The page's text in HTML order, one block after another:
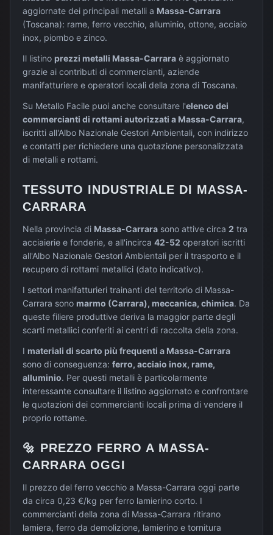
aggiornate dei principali metalli a Massa-Carrara
(Toscana): rame, ferro vecchio, alluminio, ottone, acciaio
inox, piombo e zinco.
Il listino prezzi metalli Massa-Carrara è aggiornato
grazie ai contributi di commercianti, aziende
manifatturiere e operatori locali della zona di Toscana.
Su Metallo Facile puoi anche consultare l'elenco dei
commercianti di rottami autorizzati a Massa-Carrara,
iscritti all'Albo Nazionale Gestori Ambientali, con indirizzo
e contatti per richiedere una quotazione personalizzata
di metalli e rottami.
TESSUTO INDUSTRIALE DI MASSA-
CARRARA
Nella provincia di Massa-Carrara sono attive circa 2 tra
acciaierie e fonderie, e all'incirca 42-52 operatori iscritti
all'Albo Nazionale Gestori Ambientali per il trasporto e il
recupero di rottami metallici (dato indicativo).
I settori manifatturieri trainanti del territorio di Massa-
Carrara sono marmo (Carrara), meccanica, chimica. Da
queste filiere produttive deriva la maggior parte degli
scarti metallici conferiti ai centri di raccolta della zona.
I materiali di scarto più frequenti a Massa-Carrara
sono di conseguenza: ferro, acciaio inox, rame,
alluminio. Per questi metalli è particolarmente
interessante consultare il listino aggiornato e confrontare
le quotazioni dei commercianti locali prima di vendere il
proprio rottame.
🔩 PREZZO FERRO A MASSA-
CARRARA OGGI
Il prezzo del ferro vecchio a Massa-Carrara oggi parte
da circa 0,23 €/kg per ferro lamierino corto. I
commercianti della zona di Massa-Carrara ritirano
lamiera, ferro da demolizione, lamierino e tornitura